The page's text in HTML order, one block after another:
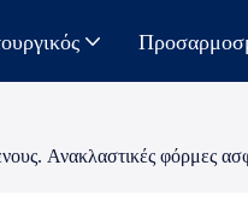
Ανακλαστικές φόρμες